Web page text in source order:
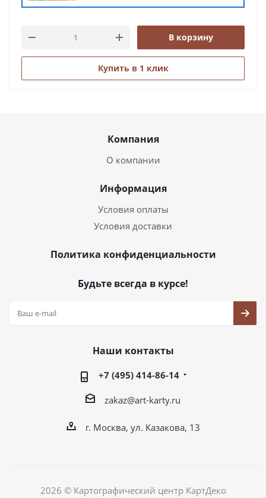
В корзину
Купить в 1 клик
Компания
О компании
Информация
Условия оплаты
Условия доставки
Политика конфиденциальности
Будьте всегда в курсе!
Наши контакты
+7 (495) 414-86-14
zakaz@art-karty.ru
г. Москва, ул. Казакова, 13
2026 © Картографический центр КартДеко